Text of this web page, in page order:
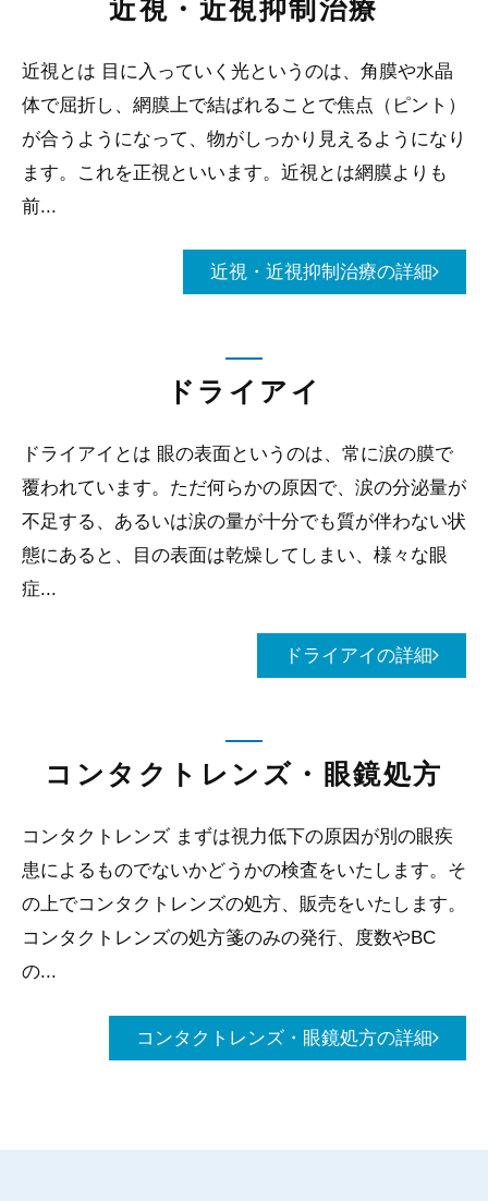
近視・近視抑制治療
近視とは 目に入っていく光というのは、角膜や水晶
体で屈折し、網膜上で結ばれることで焦点（ピント）
が合うようになって、物がしっかり見えるようになり
ます。これを正視といいます。近視とは網膜よりも
前...
近視・近視抑制治療の詳細
ドライアイ
ドライアイとは 眼の表面というのは、常に涙の膜で
覆われています。ただ何らかの原因で、涙の分泌量が
不足する、あるいは涙の量が十分でも質が伴わない状
態にあると、目の表面は乾燥してしまい、様々な眼
症...
ドライアイの詳細
コンタクトレンズ・眼鏡処方
コンタクトレンズ まずは視力低下の原因が別の眼疾
患によるものでないかどうかの検査をいたします。そ
の上でコンタクトレンズの処方、販売をいたします。
コンタクトレンズの処方箋のみの発行、度数やBC
の...
コンタクトレンズ・眼鏡処方の詳細